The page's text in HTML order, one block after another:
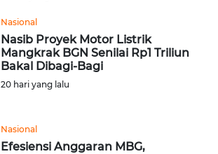
Nasional
Nasib Proyek Motor Listrik
Mangkrak BGN Senilai Rp1 Triliun
Bakal Dibagi-Bagi
20 hari yang lalu
Nasional
Efesiensi Anggaran MBG,